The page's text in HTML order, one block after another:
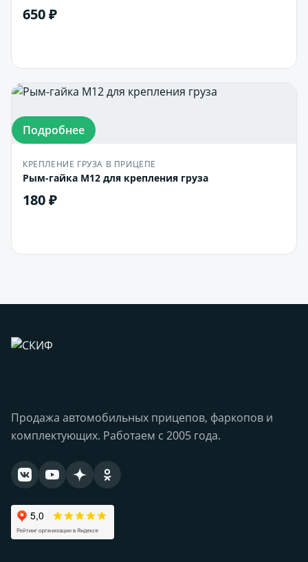
650 ₽
Подробнее
КРЕПЛЕНИЕ ГРУЗА В ПРИЦЕПЕ
Рым-гайка М12 для крепления груза
180 ₽
Продажа автомобильных прицепов, фаркопов и
комплектующих. Работаем с 2005 года.